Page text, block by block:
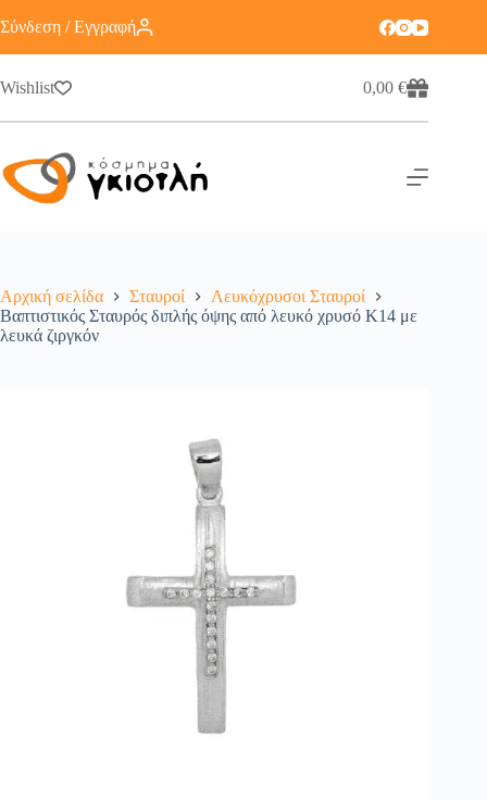
Σύνδεση / Εγγραφή
Wishlist 0,00€
Αρχική σελίδα Σταυροί
Λευκόχρυσοι Σταυροί
Βαπτιστικός Σταυρός διπλής όψης από λευκό χρυσό Κ14 με
λευκά ζιργκόν